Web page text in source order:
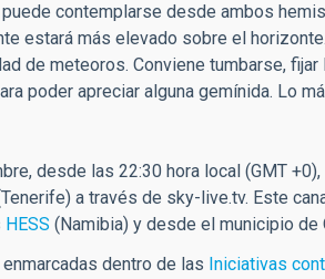
contemplarse desde ambos
estará más elevado sobre el
de meteoros. Conviene tumbarse,
poder apreciar alguna gemínida. Lo
desde las 22:30 hora local (GMT
a través de sky-live.tv. Este
HESS (Namibia) y desde el municipio de
dentro de las Iniciativas